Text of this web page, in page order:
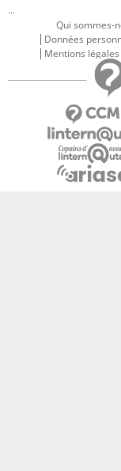
...
Qui sommes-
Données
Mentions légales